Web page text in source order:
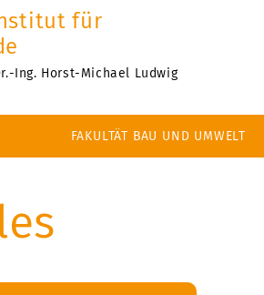
für
Ing. Horst-Michael Ludwig
FAKULTÄT BAU UND UMWELT